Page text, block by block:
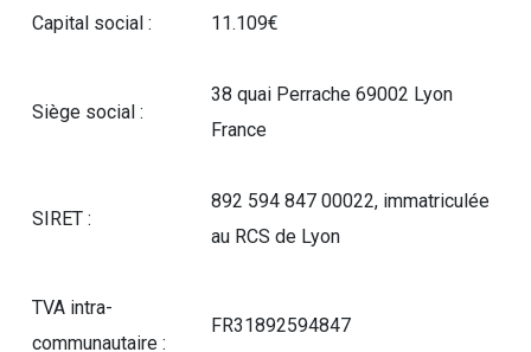
Capital social : 11.109€
Siège social :
38 quai Perrache 69002 Lyon
France
SIRET :
892 594 847 00022, immatriculée
au RCS de Lyon
TVA intra-
communautaire :
FR31892594847